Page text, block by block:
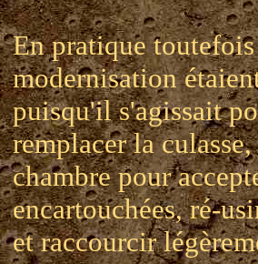
En pratique
modernisation
puisqu'il s'agissait
remplacer la
chambre pour
encartouchées, ré-
et raccourcir